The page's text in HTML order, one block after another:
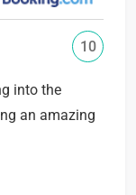
into the
an amazing
10